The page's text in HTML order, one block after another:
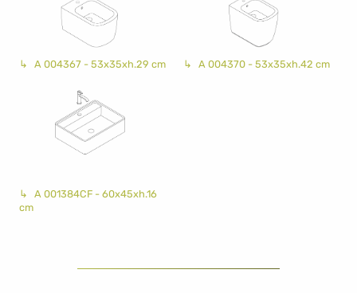
A 004367 - 53x35xh.29 cm A 004370 - 53x35xh.42 cm
A 001384CF - 60x45xh.16
cm